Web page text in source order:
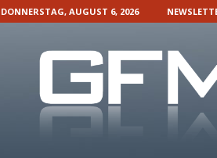
DONNERSTAG, AUGUST 6, 2026